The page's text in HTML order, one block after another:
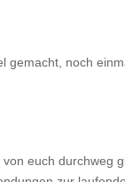
gemacht, noch
euch durchweg